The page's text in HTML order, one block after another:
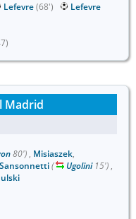
Lefevre(68')
Lefevre
Madrid
80') , Misiaszek,
Sansonnetti( Ugolini15') ,